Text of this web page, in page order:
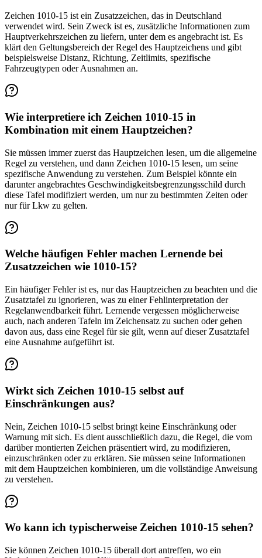
Zeichen 1010-15 ist ein Zusatzzeichen, das in Deutschland
verwendet wird. Sein Zweck ist es, zusätzliche Informationen zum
Hauptverkehrszeichen zu liefern, unter dem es angebracht ist. Es
klärt den Geltungsbereich der Regel des Hauptzeichens und gibt
beispielsweise Distanz, Richtung, Zeitlimits, spezifische
Fahrzeugtypen oder Ausnahmen an.
Wie interpretiere ich Zeichen 1010-15 in
Kombination mit einem Hauptzeichen?
Sie müssen immer zuerst das Hauptzeichen lesen, um die allgemeine
Regel zu verstehen, und dann Zeichen 1010-15 lesen, um seine
spezifische Anwendung zu verstehen. Zum Beispiel könnte ein
darunter angebrachtes Geschwindigkeitsbegrenzungsschild durch
diese Tafel modifiziert werden, um nur zu bestimmten Zeiten oder
nur für Lkw zu gelten.
Welche häufigen Fehler machen Lernende bei
Zusatzzeichen wie 1010-15?
Ein häufiger Fehler ist es, nur das Hauptzeichen zu beachten und die
Zusatztafel zu ignorieren, was zu einer Fehlinterpretation der
Regelanwendbarkeit führt. Lernende vergessen möglicherweise
auch, nach anderen Tafeln im Zeichensatz zu suchen oder gehen
davon aus, dass eine Regel für sie gilt, wenn auf dieser Zusatztafel
eine Ausnahme aufgeführt ist.
Wirkt sich Zeichen 1010-15 selbst auf
Einschränkungen aus?
Nein, Zeichen 1010-15 selbst bringt keine Einschränkung oder
Warnung mit sich. Es dient ausschließlich dazu, die Regel, die vom
darüber montierten Zeichen präsentiert wird, zu modifizieren,
einzuschränken oder zu erklären. Sie müssen seine Informationen
mit dem Hauptzeichen kombinieren, um die vollständige Anweisung
zu verstehen.
Wo kann ich typischerweise Zeichen 1010-15 sehen?
Sie können Zeichen 1010-15 überall dort antreffen, wo ein